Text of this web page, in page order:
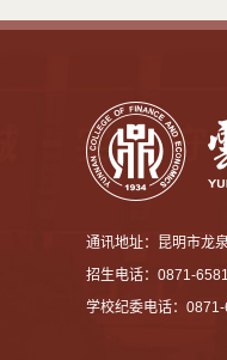
通讯地址：昆明市龙
招生电话：0871-
学校纪委电话：